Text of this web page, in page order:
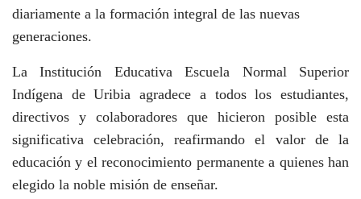
diariamente a la formación integral de las nuevas
generaciones.
La Institución Educativa Escuela Normal Superior
Indígena de Uribia agradece a todos los estudiantes,
directivos y colaboradores que hicieron posible esta
significativa celebración, reafirmando el valor de la
educación y el reconocimiento permanente a quienes han
elegido la noble misión de enseñar.